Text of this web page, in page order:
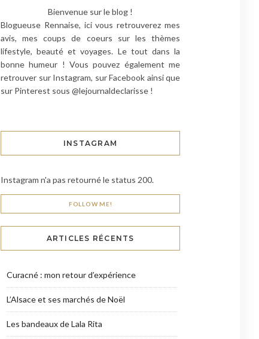
Bienvenue sur le blog !
Blogueuse Rennaise, ici vous retrouverez mes
avis, mes coups de coeurs sur les thèmes
lifestyle, beauté et voyages. Le tout dans la
bonne humeur ! Vous pouvez également me
retrouver sur Instagram, sur Facebook ainsi que
sur Pinterest sous @lejournaldeclarisse !
INSTAGRAM
Instagram n'a pas retourné le status 200.
FOLLOW ME!
ARTICLES RÉCENTS
Curacné : mon retour d’expérience
L’Alsace et ses marchés de Noël
Les bandeaux de Lala Rita